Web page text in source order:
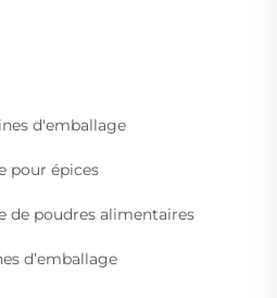
d'emballage
pour épices
de poudres alimentaires
d’emballage